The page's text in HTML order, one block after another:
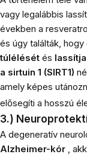
vagy legalábbis
években a
és úgy találták, hogy
túlélését és
a sirtuin 1 (SIRT1)
amely képes
elősegíti a hosszú
3.)
A degeneratív
Alzheimer-kór ,